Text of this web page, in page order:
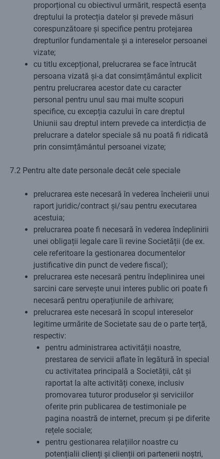
proporțional cu obiectivul urmărit, respectă esența
dreptului la protecția datelor și prevede măsuri
corespunzătoare și specifice pentru protejarea
drepturilor fundamentale și a intereselor persoanei
vizate;
cu titlu excepțional, prelucrarea se face întrucât
persoana vizată și-a dat consimțământul explicit
pentru prelucrarea acestor date cu caracter
personal pentru unul sau mai multe scopuri
specifice, cu excepția cazului în care dreptul
Uniunii sau dreptul intern prevede ca interdicția de
prelucrare a datelor speciale să nu poată fi ridicată
prin consimțământul persoanei vizate;
7.2 Pentru alte date personale decât cele speciale
prelucrarea este necesară în vederea încheierii unui
raport juridic/contract și/sau pentru executarea
acestuia;
prelucrarea poate fi necesară în vederea îndeplinirii
unei obligații legale care îi revine Societății (de ex.
cele referitoare la gestionarea documentelor
justificative din punct de vedere fiscal);
prelucrarea este necesară pentru îndeplinirea unei
sarcini care servește unui interes public ori poate fi
necesară pentru operațiunile de arhivare;
prelucrarea este necesară în scopul intereselor
legitime urmărite de Societate sau de o parte terță,
respectiv:
pentru administrarea activității noastre,
prestarea de servicii aflate în legătură în special
cu activitatea principală a Societății, cât și
raportat la alte activități conexe, inclusiv
promovarea tuturor produselor și serviciilor
oferite prin publicarea de testimoniale pe
pagina noastră de internet, precum și pe diferite
rețele sociale;
pentru gestionarea relațiilor noastre cu
potențialii clienți și clienții ori partenerii noștri,